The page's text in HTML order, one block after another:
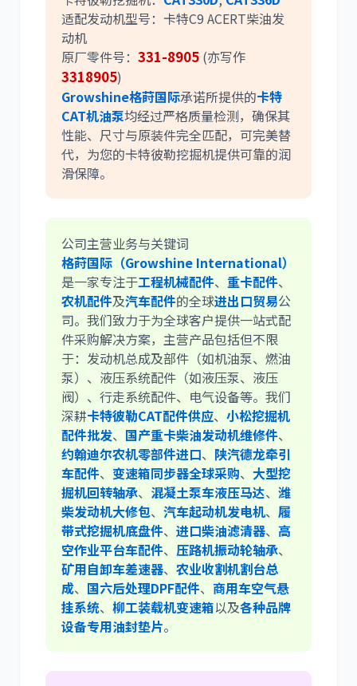
适配发动机型号：卡特C9 ACERT柴油发
动机
原厂零件号： 331-8905 (亦写作
3318905)
Growshine格莳国际承诺所提供的卡特
CAT机油泵均经过严格质量检测，确保其
性能、尺寸与原装件完全匹配，可完美替
代，为您的卡特彼勒挖掘机提供可靠的润
滑保障。
公司主营业务与关键词
格莳国际（Growshine International）
是一家专注于工程机械配件、 重卡配件、
农机配件及汽车配件的全球进出口贸易公
司。我们致力于为全球客户提供一站式配
件采购解决方案，主营产品包括但不限
于：发动机总成及部件（如机油泵、燃油
泵）、液压系统配件（如液压泵、液压
阀）、行走系统配件、电气设备等。我们
深耕卡特彼勒CAT配件供应、 小松挖掘机
配件批发、 国产重卡柴油发动机维修件、
约翰迪尔农机零部件进口、 陕汽德龙牵引
车配件、 变速箱同步器全球采购、 大型挖
掘机回转轴承、 混凝土泵车液压马达、 潍
柴发动机大修包、 汽车起动机发电机、 履
带式挖掘机底盘件、 进口柴油滤清器、 高
空作业平台车配件、 压路机振动轮轴承、
矿用自卸车差速器、 农业收割机割台总
成、 国六后处理DPF配件、 商用车空气悬
挂系统、 柳工装载机变速箱以及各种品牌
设备专用油封垫片。